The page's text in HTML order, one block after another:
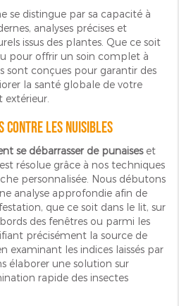
se distingue par sa capacité à
analyses précises et
issus des plantes. Que ce soit
pour offrir un soin complet à
sont conçues pour garantir des
la santé globale de votre
contre les nuisibles
se débarrasser de punaiseset
résolue grâce à nos techniques
personnalisée. Nous débutons
analyse approfondie afin de
que ce soit dans le lit, sur
des fenêtres ou parmi les
précisément la source de
examinant les indices laissés par
élaborer une solution sur
rapide des insectes